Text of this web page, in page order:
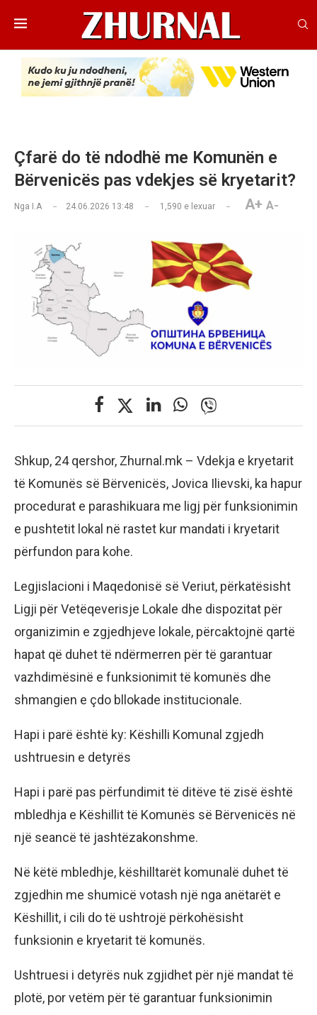
Çfarë do të ndodhë me Komunën e
Bërvenicës pas vdekjes së kryetarit?
Nga I.A 24.06.2026 13:48 1,590 e lexuar A+ A-
Shkup, 24 qershor, Zhurnal.mk – Vdekja e kryetarit
të Komunës së Bërvenicës, Jovica Ilievski, ka hapur
procedurat e parashikuara me ligj për funksionimin
e pushtetit lokal në rastet kur mandati i kryetarit
përfundon para kohe.
Legjislacioni i Maqedonisë së Veriut, përkatësisht
Ligji për Vetëqeverisje Lokale dhe dispozitat për
organizimin e zgjedhjeve lokale, përcaktojnë qartë
hapat që duhet të ndërmerren për të garantuar
vazhdimësinë e funksionimit të komunës dhe
shmangien e çdo bllokade institucionale.
Hapi i parë është ky: Këshilli Komunal zgjedh
ushtruesin e detyrës
Hapi i parë pas përfundimit të ditëve të zisë është
mbledhja e Këshillit të Komunës së Bërvenicës në
një seancë të jashtëzakonshme.
Në këtë mbledhje, këshilltarët komunalë duhet të
zgjedhin me shumicë votash një nga anëtarët e
Këshillit, i cili do të ushtrojë përkohësisht
funksionin e kryetarit të komunës.
Ushtruesi i detyrës nuk zgjidhet për një mandat të
plotë, por vetëm për të garantuar funksionimin